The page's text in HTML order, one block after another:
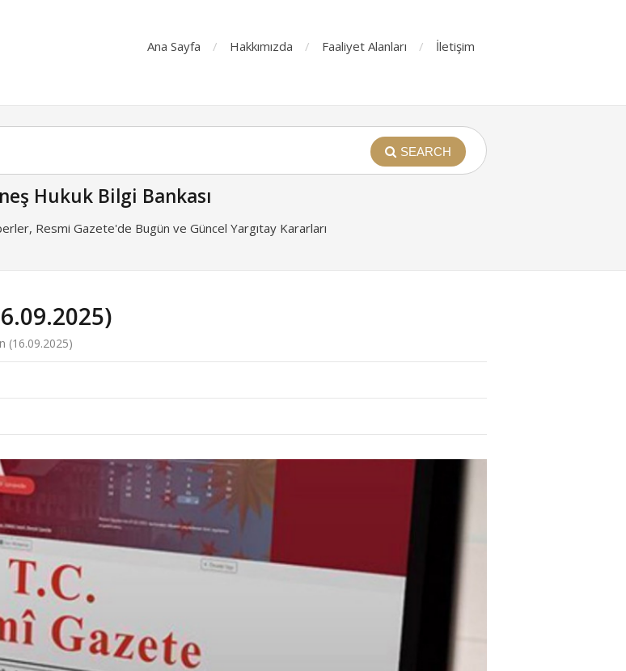
Ana Sayfa Hakkımızda Faaliyet Alanları İletişim
SEARCH
Hukuk Bilgi Bankası
Resmi Gazete'de Bugün ve Güncel Yargıtay Kararları
(16.09.2025)